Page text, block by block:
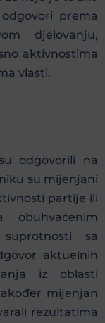
prema
djelovanju,
aktivnostima
vlasti.
odgovorili na
su mijenjani
partije ili
sa
aktuelnih
iz oblasti
mijenjan
rezultatima